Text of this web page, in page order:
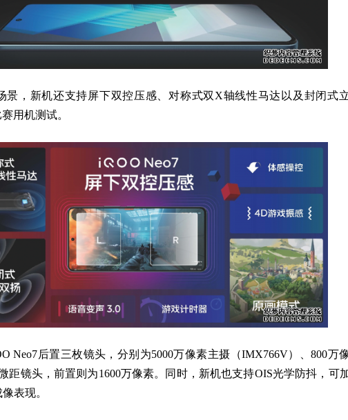
，新机还支持屏下双控压感、对称式双X轴线性马达以及封闭式
用机测试。
后置三枚镜头，分别为5000万像素主摄（IMX766V）、800万
距镜头，前置则为1600万像素。同时，新机也支持OIS光学防抖，可
表现。